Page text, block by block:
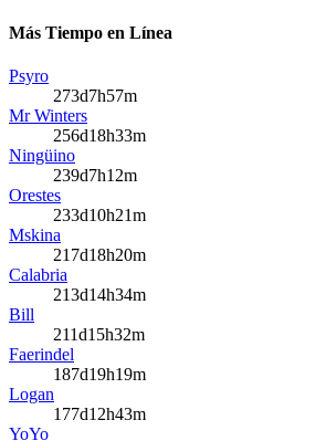
Más Tiempo en Línea
Psyro
273d7h57m
Mr Winters
256d18h33m
Ningüino
239d7h12m
Orestes
233d10h21m
Mskina
217d18h20m
Calabria
213d14h34m
Bill
211d15h32m
Faerindel
187d19h19m
Logan
177d12h43m
YoYo